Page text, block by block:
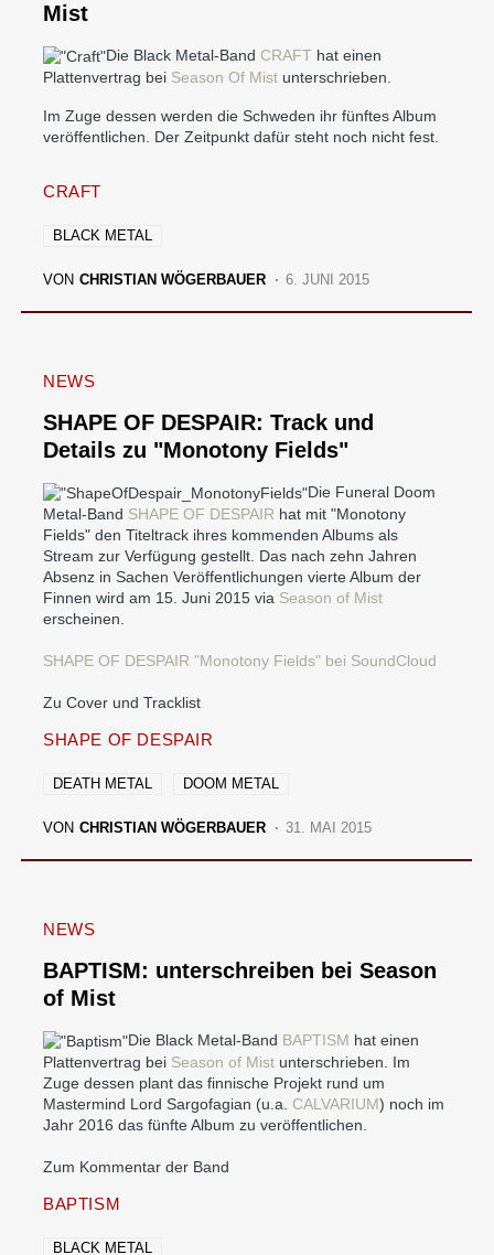
Mist
Die Black Metal-Band CRAFT hat einen
Plattenvertrag bei Season Of Mist unterschrieben.
Im Zuge dessen werden die Schweden ihr fünftes Album
veröffentlichen. Der Zeitpunkt dafür steht noch nicht fest.
CRAFT
BLACK METAL
VON CHRISTIAN WÖGERBAUER 6. JUNI 2015
NEWS
SHAPE OF DESPAIR: Track und
Details zu "Monotony Fields"
Die Funeral Doom
Metal-Band SHAPE OF DESPAIR hat mit "Monotony
Fields" den Titeltrack ihres kommenden Albums als
Stream zur Verfügung gestellt. Das nach zehn Jahren
Absenz in Sachen Veröffentlichungen vierte Album der
Finnen wird am 15. Juni 2015 via Season of Mist
erscheinen.
SHAPE OF DESPAIR "Monotony Fields" bei SoundCloud
Zu Cover und Tracklist
SHAPE OF DESPAIR
DEATH METAL DOOM METAL
VON CHRISTIAN WÖGERBAUER 31. MAI 2015
NEWS
BAPTISM: unterschreiben bei Season
of Mist
Die Black Metal-Band BAPTISM hat einen
Plattenvertrag bei Season of Mist unterschrieben. Im
Zuge dessen plant das finnische Projekt rund um
Mastermind Lord Sargofagian (u.a. CALVARIUM) noch im
Jahr 2016 das fünfte Album zu veröffentlichen.
Zum Kommentar der Band
BAPTISM
BLACK METAL